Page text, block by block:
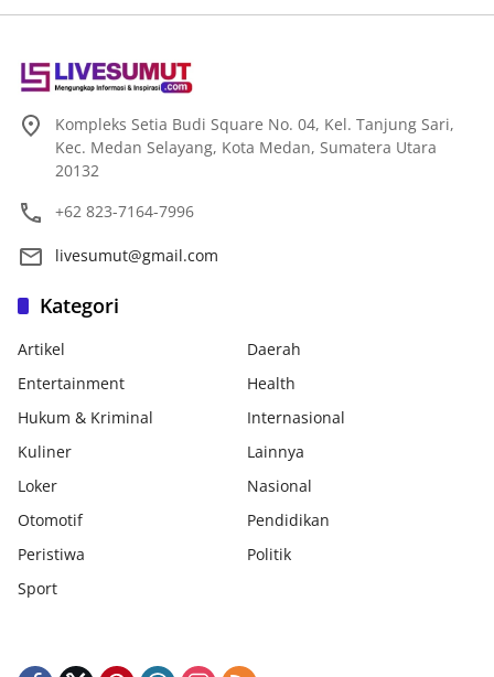
Kompleks Setia Budi Square No. 04, Kel. Tanjung Sari,
Kec. Medan Selayang, Kota Medan, Sumatera Utara
20132
+62 823-7164-7996
livesumut@gmail.com
Kategori
Artikel
Daerah
Entertainment
Health
Hukum & Kriminal
Internasional
Kuliner
Lainnya
Loker
Nasional
Otomotif
Pendidikan
Peristiwa
Politik
Sport